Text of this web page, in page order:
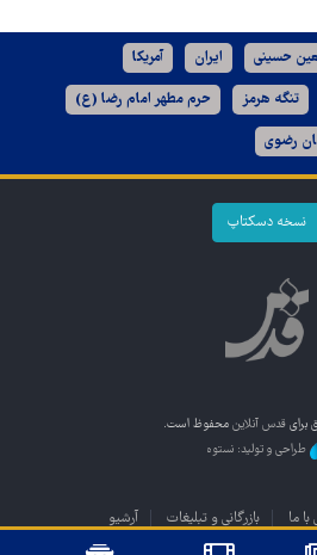
حسینی ایران آمریکا
تنگه هرمز حرم مطهر امام رضا (ع)
رضوی
نسخه دسکتاپ
برای قدس آنلاین محفوظ است.
طراحی و تولید: نستوه
ما بازرگانی و تبلیغات آرشیو